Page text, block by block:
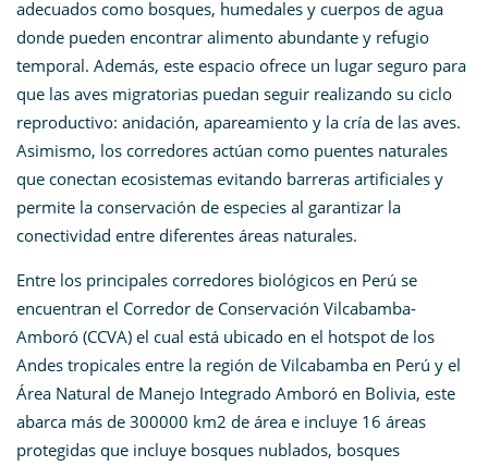
adecuados como bosques, humedales y cuerpos de agua
donde pueden encontrar alimento abundante y refugio
temporal. Además, este espacio ofrece un lugar seguro para
que las aves migratorias puedan seguir realizando su ciclo
reproductivo: anidación, apareamiento y la cría de las aves.
Asimismo, los corredores actúan como puentes naturales
que conectan ecosistemas evitando barreras artificiales y
permite la conservación de especies al garantizar la
conectividad entre diferentes áreas naturales.
Entre los principales corredores biológicos en Perú se
encuentran el Corredor de Conservación Vilcabamba-
Amboró (CCVA) el cual está ubicado en el hotspot de los
Andes tropicales entre la región de Vilcabamba en Perú y el
Área Natural de Manejo Integrado Amboró en Bolivia, este
abarca más de 300000 km2 de área e incluye 16 áreas
protegidas que incluye bosques nublados, bosques